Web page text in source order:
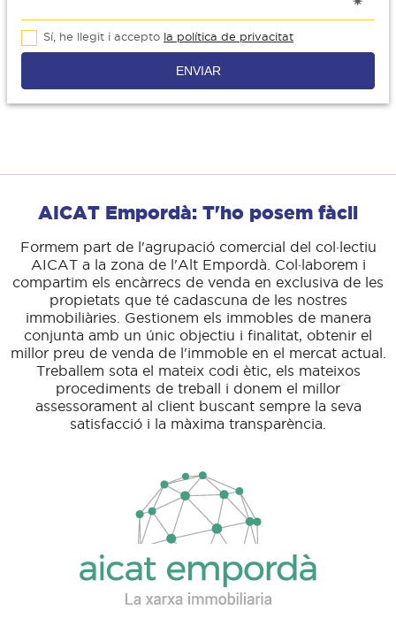
Sí, he llegit i accepto la política de privacitat
ENVIAR
AICAT Empordà: T'ho posem fàcil
Formem part de l'agrupació comercial del col·lectiu
AICAT a la zona de l'Alt Empordà. Col·laborem i
compartim els encàrrecs de venda en exclusiva de les
propietats que té cadascuna de les nostres
immobiliàries. Gestionem els immobles de manera
conjunta amb un únic objectiu i finalitat, obtenir el
millor preu de venda de l'immoble en el mercat actual.
Treballem sota el mateix codi ètic, els mateixos
procediments de treball i donem el millor
assessorament al client buscant sempre la seva
satisfacció i la màxima transparència.